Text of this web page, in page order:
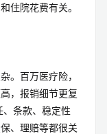
住院花费有关。
。百万医疗险，
，报销细节更复
条款、稳定性
、理赔等都很关